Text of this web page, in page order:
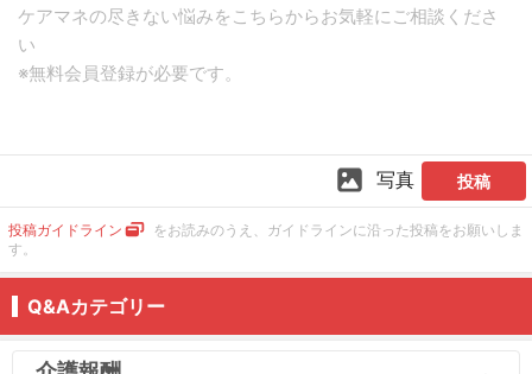
写真 投稿
投稿ガイドライン
をお読みのうえ、ガイドラインに沿った投稿をお願いしま
す。
Q&Aカテゴリー